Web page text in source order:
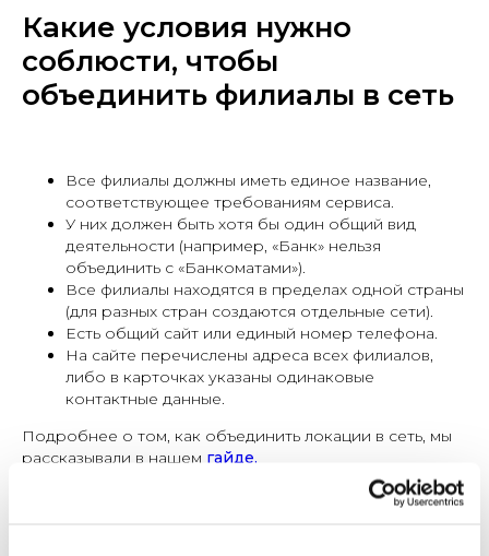
Какие условия нужно
соблюсти, чтобы
объединить филиалы в сеть
Все филиалы должны иметь единое название,
соответствующее требованиям сервиса.
У них должен быть хотя бы один общий вид
деятельности (например, «Банк» нельзя
объединить с «Банкоматами»).
Все филиалы находятся в пределах одной страны
(для разных стран создаются отдельные сети).
Есть общий сайт или единый номер телефона.
На сайте перечислены адреса всех филиалов,
либо в карточках указаны одинаковые
контактные данные.
Подробнее о том, как объединить локации в сеть, мы
рассказывали в нашем гайде.